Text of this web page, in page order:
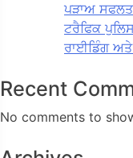
ਪੜਾਅ
ਟਰੈਫਿਕ
ਰਾਈਡਿੰਗ ਅਤੇ
Recent
No comments to